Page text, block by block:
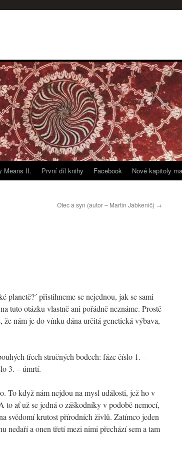
Means II. První díl knihy Facebook Nové kapitoly
Otec a syn (autor – Martin Jabkenič) →
planetě?´ přistihneme se nejednou, jak se sami
tuto otázku vlastně ani pořádně neznáme. Prostě
nám je do vínku dána určitá genetická výbava,
třech stručných bodech: fáze číslo 1. –
3. – úmrtí.
To když nám nejdou na mysl události, jež ho v
ať už se jedná o záškodníky v podobě nemocí,
svědomí krutost přírodních živlů. Zatímco jeden
nedaří a onen třetí mezi nimi přechází sem a tam